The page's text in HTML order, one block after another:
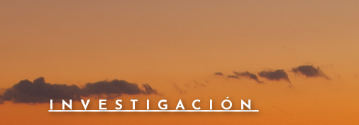
INVESTIGACIÓN